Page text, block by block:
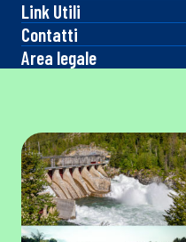
Link Utili
Contatti
Area legale